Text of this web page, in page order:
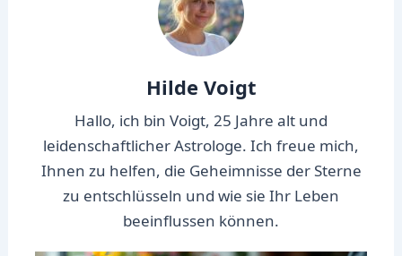
Hilde Voigt
Hallo, ich bin Voigt, 25 Jahre alt und
leidenschaftlicher Astrologe. Ich freue mich,
Ihnen zu helfen, die Geheimnisse der Sterne
zu entschlüsseln und wie sie Ihr Leben
beeinflussen können.